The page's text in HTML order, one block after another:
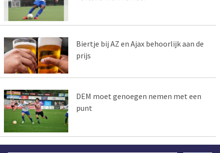
Biertje bij AZ en Ajax behoorlijk aan de
prijs
DEM moet genoegen nemen met een
punt